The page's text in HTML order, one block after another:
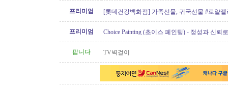
프리미엄
[롯데건강백화점] 가족선물, 귀국선물 #로얄젤
프리미엄
Choice Painting (초이스 페인팅) - 정성과 신뢰
팝니다
TV벽걸이